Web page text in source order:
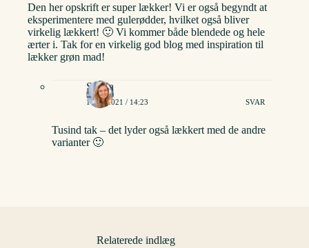
Den her opskrift er super lækker! Vi er også begyndt at
eksperimentere med gulerødder, hvilket også bliver
virkelig lækkert! 🙂 Vi kommer både blendede og hele
ærter i. Tak for en virkelig god blog med inspiration til
lækker grøn mad!
Stinna
14/01/2021 / 14:23 SVAR
Tusind tak – det lyder også lækkert med de andre
varianter 🙂
Relaterede indlæg